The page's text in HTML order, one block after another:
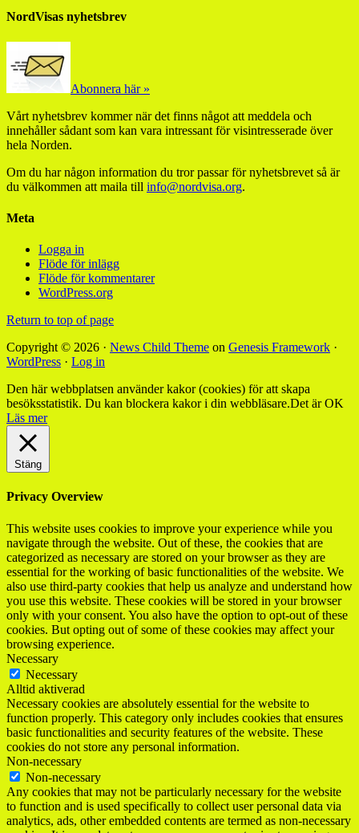
NordVisas nyhetsbrev
Abonnera här »
Vårt nyhetsbrev kommer när det finns något att meddela och
innehåller sådant som kan vara intressant för visintresserade över
hela Norden.
Om du har någon information du tror passar för nyhetsbrevet så är
du välkommen att maila till info@nordvisa.org.
Meta
Logga in
Flöde för inlägg
Flöde för kommentarer
WordPress.org
Return to top of page
Copyright © 2026 · News Child Theme on Genesis Framework ·
WordPress · Log in
Den här webbplatsen använder kakor (cookies) för att skapa
besöksstatistik. Du kan blockera kakor i din webbläsare.Det är OK
Läs mer
Stäng
Privacy Overview
This website uses cookies to improve your experience while you
navigate through the website. Out of these, the cookies that are
categorized as necessary are stored on your browser as they are
essential for the working of basic functionalities of the website. We
also use third-party cookies that help us analyze and understand how
you use this website. These cookies will be stored in your browser
only with your consent. You also have the option to opt-out of these
cookies. But opting out of some of these cookies may affect your
browsing experience.
Necessary
Necessary
Alltid aktiverad
Necessary cookies are absolutely essential for the website to
function properly. This category only includes cookies that ensures
basic functionalities and security features of the website. These
cookies do not store any personal information.
Non-necessary
Non-necessary
Any cookies that may not be particularly necessary for the website
to function and is used specifically to collect user personal data via
analytics, ads, other embedded contents are termed as non-necessary